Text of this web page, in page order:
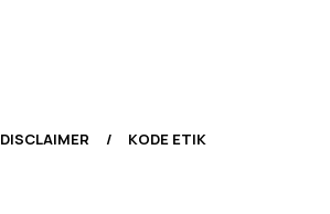
DISCLAIMER KODE ETIK